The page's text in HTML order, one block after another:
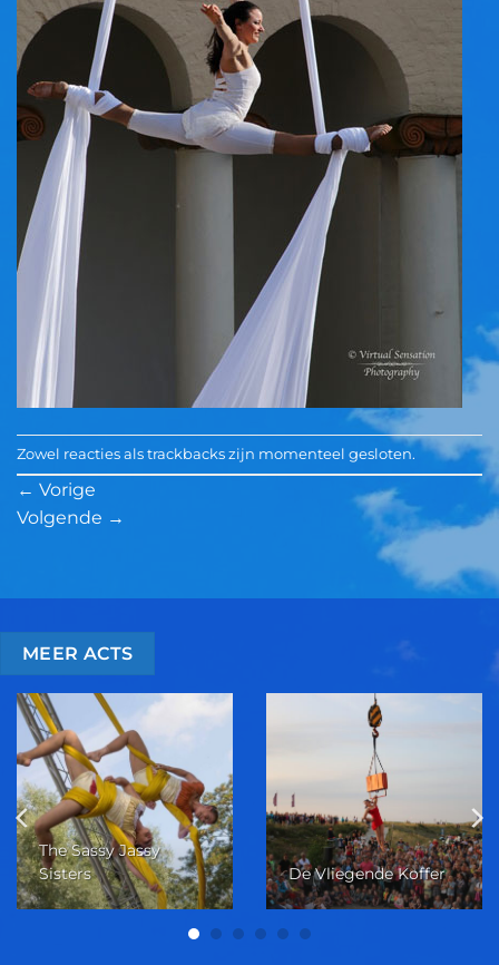
Zowel reacties als trackbacks zijn momenteel gesloten.
← Vorige
Volgende →
MEER ACTS
The Sassy Jassy
Sisters
De Vliegende Koffer